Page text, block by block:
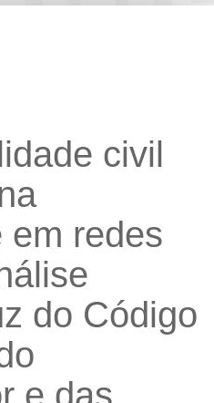
civil
em redes
do Código
e das